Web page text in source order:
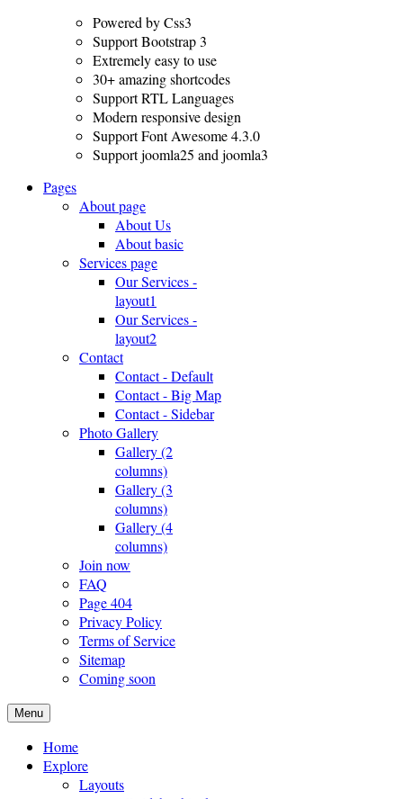
Powered by Css3
Support Bootstrap 3
Extremely easy to use
30+ amazing shortcodes
Support RTL Languages
Modern responsive design
Support Font Awesome 4.3.0
Support joomla25 and joomla3
Pages
About page
About Us
About basic
Services page
Our Services -
layout1
Our Services -
layout2
Contact
Contact - Default
Contact - Big Map
Contact - Sidebar
Photo Gallery
Gallery (2
columns)
Gallery (3
columns)
Gallery (4
columns)
Join now
FAQ
Page 404
Privacy Policy
Terms of Service
Sitemap
Coming soon
Menu
Home
Explore
Layouts